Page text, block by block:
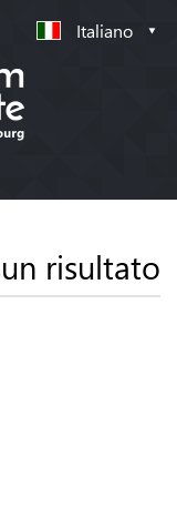
Italiano
risultato